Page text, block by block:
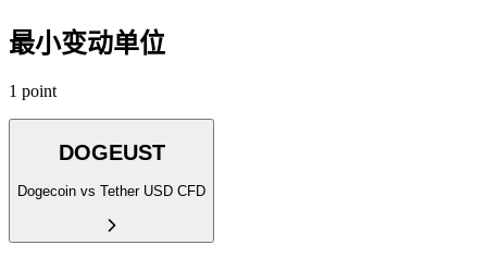
最小变动单位
1 point
DOGEUST
Dogecoin vs Tether USD CFD